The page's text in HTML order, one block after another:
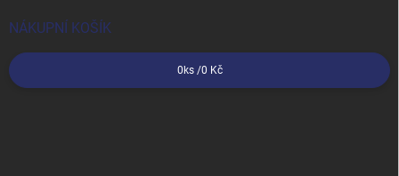
NÁKUPNÍ KOŠÍK
0 ks /0 Kč